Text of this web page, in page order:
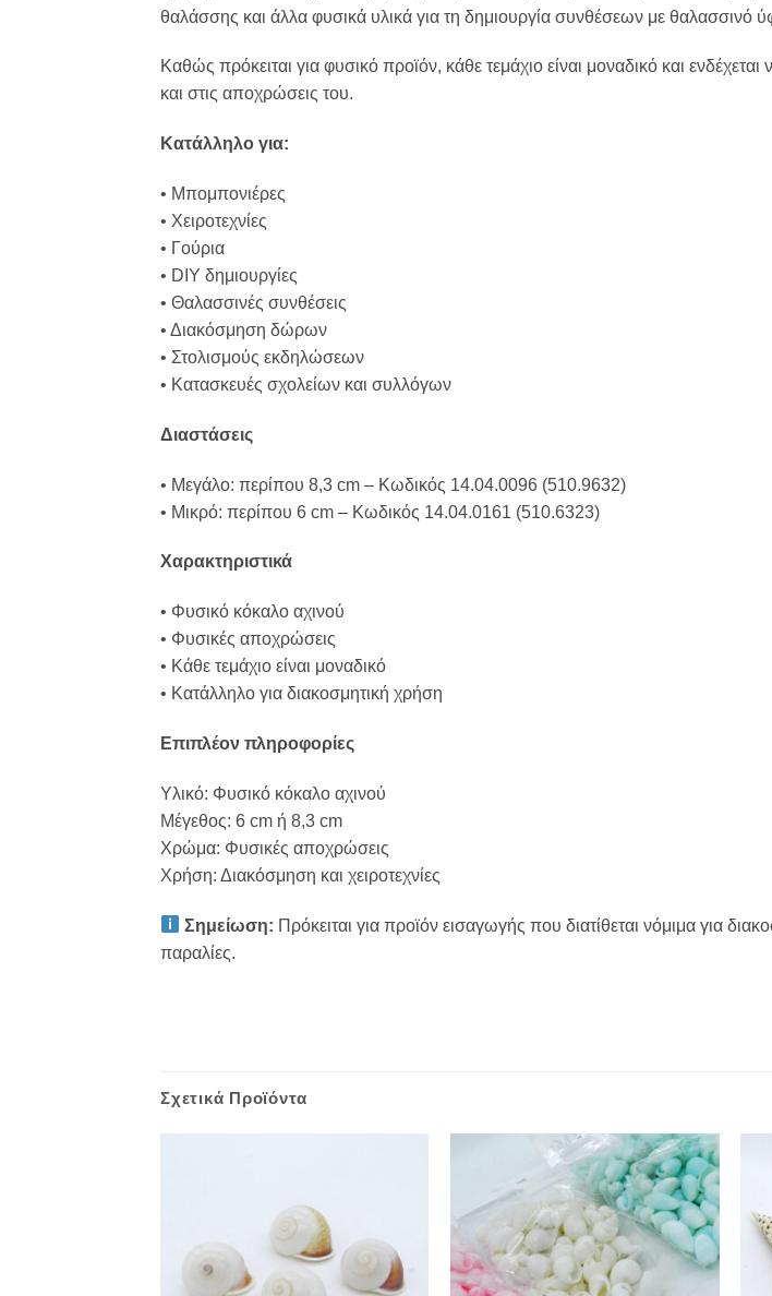
θαλάσσης και άλλα φυσικά υλικά για τη δημιουργία συνθέσεων με θαλασσινό
Καθώς πρόκειται για φυσικό προϊόν, κάθε τεμάχιο είναι μοναδικό και
και στις αποχρώσεις του.
Κατάλληλο για:
• Μπομπονιέρες
• Χειροτεχνίες
• Γούρια
• DIY δημιουργίες
• Θαλασσινές συνθέσεις
• Διακόσμηση δώρων
• Στολισμούς εκδηλώσεων
• Κατασκευές σχολείων και συλλόγων
Διαστάσεις
• Μεγάλο: περίπου 8,3 cm – Κωδικός 14.04.0096 (510.9632)
• Μικρό: περίπου 6 cm – Κωδικός 14.04.0161 (510.6323)
Χαρακτηριστικά
• Φυσικό κόκαλο αχινού
• Φυσικές αποχρώσεις
• Κάθε τεμάχιο είναι μοναδικό
• Κατάλληλο για διακοσμητική χρήση
Επιπλέον πληροφορίες
Υλικό: Φυσικό κόκαλο αχινού
Μέγεθος: 6 cm ή 8,3 cm
Χρώμα: Φυσικές αποχρώσεις
Χρήση: Διακόσμηση και χειροτεχνίες
Σημείωση: Πρόκειται για προϊόν εισαγωγής που διατίθεται νόμιμα για
παραλίες.
Σχετικά Προϊόντα